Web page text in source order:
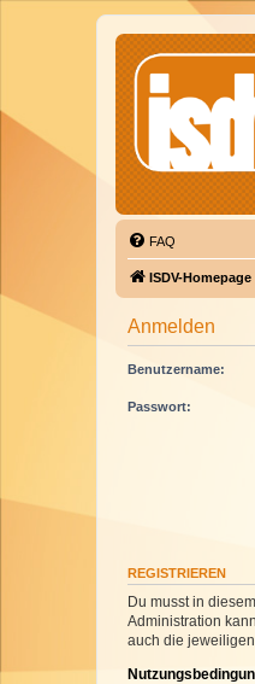
FAQ
ISDV-Homepage
Anmelden
Benutzername:
Passwort:
REGISTRIEREN
Du musst in
Administration
auch die